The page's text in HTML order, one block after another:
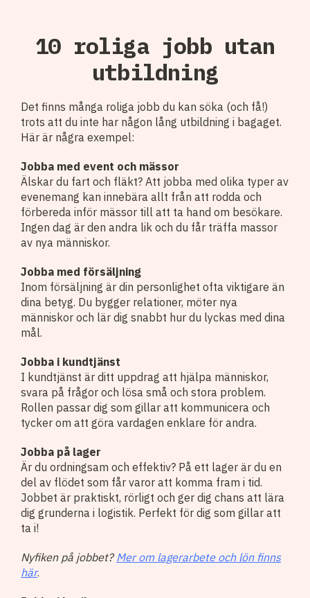
10 roliga jobb utan
utbildning
Det finns många roliga jobb du kan söka (och få!)
trots att du inte har någon lång utbildning i bagaget.
Här är några exempel:
Jobba med event och mässor
Älskar du fart och fläkt? Att jobba med olika typer av
evenemang kan innebära allt från att rodda och
förbereda inför mässor till att ta hand om besökare.
Ingen dag är den andra lik och du får träffa massor
av nya människor.
Jobba med försäljning
Inom försäljning är din personlighet ofta viktigare än
dina betyg. Du bygger relationer, möter nya
människor och lär dig snabbt hur du lyckas med dina
mål.
Jobba i kundtjänst
I kundtjänst är ditt uppdrag att hjälpa människor,
svara på frågor och lösa små och stora problem.
Rollen passar dig som gillar att kommunicera och
tycker om att göra vardagen enklare för andra.
Jobba på lager
Är du ordningsam och effektiv? På ett lager är du en
del av flödet som får varor att komma fram i tid.
Jobbet är praktiskt, rörligt och ger dig chans att lära
dig grunderna i logistik. Perfekt för dig som gillar att
ta i!
Nyfiken på jobbet?Mer om lagerarbete och lön finns
här.